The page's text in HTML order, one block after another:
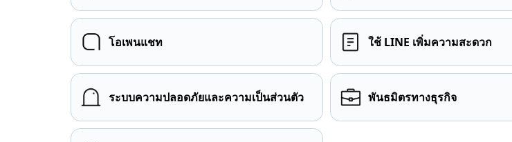
โอเพนแชท ใช้ LINE เพิ่มความสะดวก
ระบบความปลอดภัยและความเป็นส่วนตัว พันธมิตรทางธุรกิจ